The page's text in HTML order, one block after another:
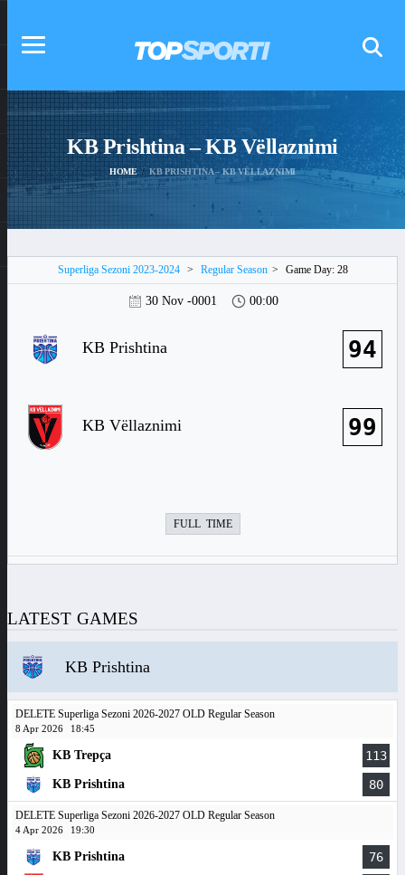
KB Prishtina – KB Vëllaznimi
HOME KB PRISHTINA – KB VËLLAZNIMI
Superliga Sezoni 2023-2024 > Regular Season > Game Day: 28
30 Nov -0001 00:00
KB Prishtina 94
KB Vëllaznimi 99
FULL TIME
LATEST GAMES
KB Prishtina
DELETE Superliga Sezoni 2026-2027 OLD Regular Season
8 Apr 2026 18:45
KB Trepça 113
KB Prishtina 80
DELETE Superliga Sezoni 2026-2027 OLD Regular Season
4 Apr 2026 19:30
KB Prishtina 76